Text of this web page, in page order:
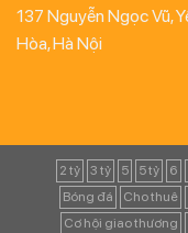
137 Nguyễn Ngọc Vũ,
Hòa, Hà Nội
2 tỷ 3 tỷ 5 5 tỷ 6
Bóng đá
Cho thuê
Cơ hội giao thương